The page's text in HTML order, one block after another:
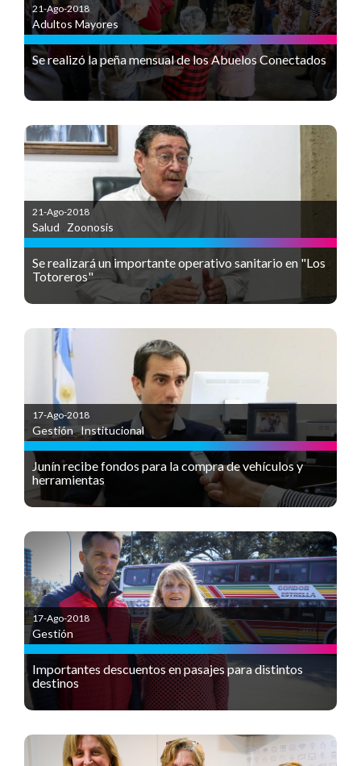
21-Ago-2018
Adultos Mayores
Se realizó la peña mensual de los Abuelos Conectados
21-Ago-2018
Salud Zoonosis
Se realizará un importante operativo sanitario en "Los
Totoreros"
17-Ago-2018
Gestión,Institucional
Junín recibe fondos para la compra de vehículos y
herramientas
17-Ago-2018
Gestión
Importantes descuentos en pasajes para distintos
destinos